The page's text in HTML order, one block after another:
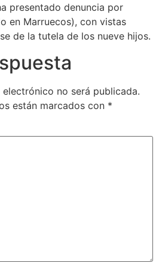
presentado denuncia por
en Marruecos), con vistas
de la tutela de los nueve hijos.
no será publicada.
están marcados con *